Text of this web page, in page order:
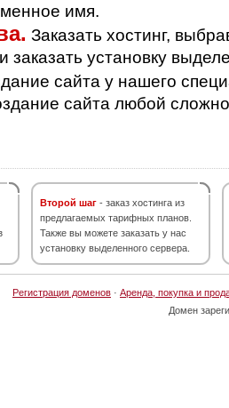
имя.
Заказать хостинг,
установку
сайта у нашего
сайта любой
Второй шаг - заказ хостинга из
предлагаемых тарифных планов.
Также вы можете заказать у нас
установку выделенного сервера.
Регистрация доменов · Аренда, покупка и
Домен